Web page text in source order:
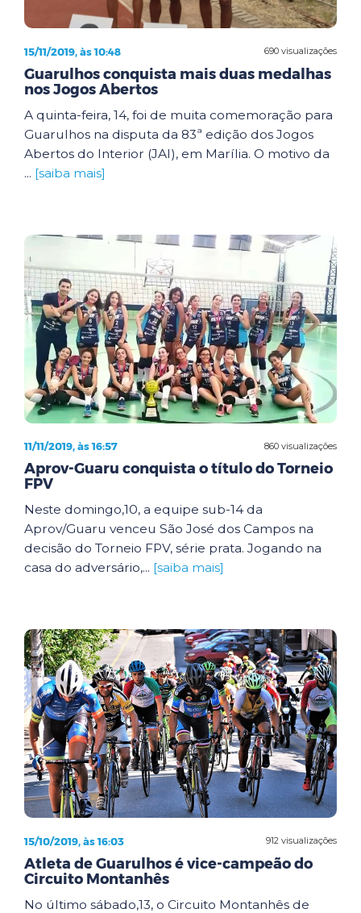
690 visualizações
15/11/2019, às 10:48
Guarulhos conquista mais duas medalhas
nos Jogos Abertos
A quinta-feira, 14, foi de muita comemoração para
Guarulhos na disputa da 83ª edição dos Jogos
Abertos do Interior (JAI), em Marília. O motivo da
... [saiba mais]
860 visualizações
11/11/2019, às 16:57
Aprov-Guaru conquista o título do Torneio
FPV
Neste domingo,10, a equipe sub-14 da
Aprov/Guaru venceu São José dos Campos na
decisão do Torneio FPV, série prata. Jogando na
casa do adversário,... [saiba mais]
912 visualizações
15/10/2019, às 16:03
Atleta de Guarulhos é vice-campeão do
Circuito Montanhês
No último sábado,13, o Circuito Montanhês de